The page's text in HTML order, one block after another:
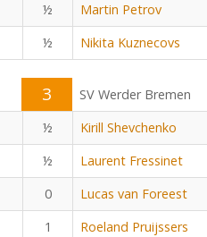
½ Martin Petrov
½ Nikita Kuznecovs
3
SV Werder Bremen
½ Kirill Shevchenko
½ Laurent Fressinet
0 Lucas van Foreest
1 Roeland Pruijssers